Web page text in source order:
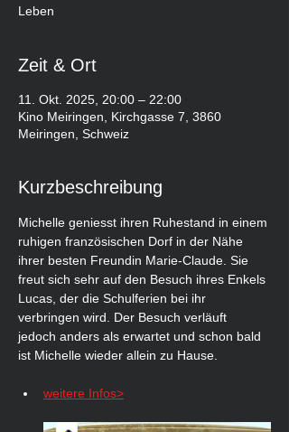
Leben
Zeit & Ort
11. Okt. 2025, 20:00 – 22:00
Kino Meiringen, Kirchgasse 7, 3860
Meiringen, Schweiz
Kurzbeschreibung
Michelle geniesst ihren Ruhestand in einem
ruhigen französischen Dorf in der Nähe
ihrer besten Freundin Marie-Claude. Sie
freut sich sehr auf den Besuch ihres Enkels
Lucas, der die Schulferien bei ihr
verbringen wird. Der Besuch verläuft
jedoch anders als erwartet und schon bald
ist Michelle wieder allein zu Hause.
weitere Infos>